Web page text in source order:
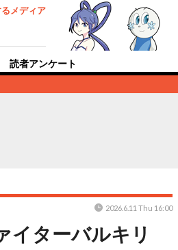
メディア
読者アンケート
イターバルキリ
2026.6.11 Thu 16:00